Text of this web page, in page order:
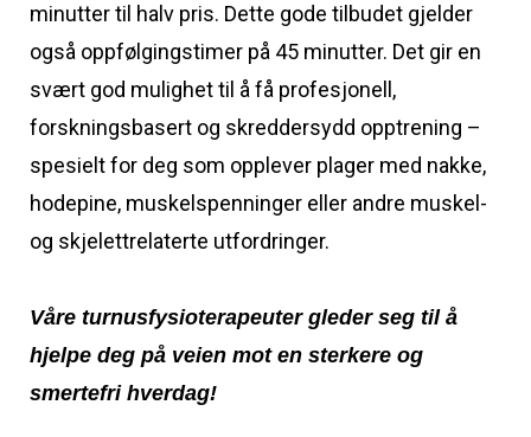
minutter til halv pris. Dette gode tilbudet gjelder
også oppfølgingstimer på 45 minutter. Det gir en
svært god mulighet til å få profesjonell,
forskningsbasert og skreddersydd opptrening –
spesielt for deg som opplever plager med nakke,
hodepine, muskelspenninger eller andre muskel-
og skjelettrelaterte utfordringer.
Våre turnusfysioterapeuter gleder seg til å
hjelpe deg på veien mot en sterkere og
smertefri hverdag!